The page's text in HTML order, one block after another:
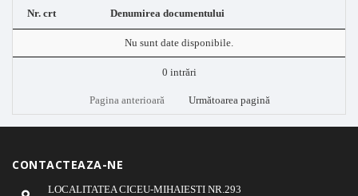
Nr. crt Denumirea documentului
Nu sunt date disponibile.
0 intrări
Pagina anterioară Următoarea pagină
CONTACTEAZA-NE
LOCALITATEA CICEU-MIHAIESTI NR.293